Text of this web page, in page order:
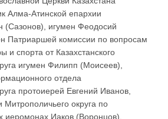
Алма-Атинской епархии
(Сазонов), игумен Феодосий
Патриаршей комиссии по вопросам
и спорта от Казахстанского
игумен Филипп (Моисеев),
отдела
протоиерей Евгений Иванов,
Митрополичьего округа по
иеромонах Иаков (Воронцов),